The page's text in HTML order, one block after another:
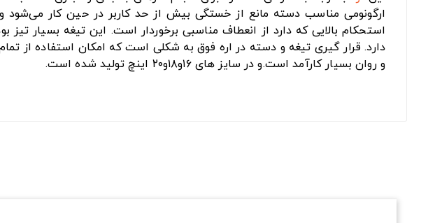
ارگونومی مناسب دسته مانع از خستگی بیش از حد کاربر در حین کار می‌شود
استحکام بالایی که دارد از انعطاف مناسبی برخوردار است. این تیغه بسیار
دارد. قرار گیری تیغه و دسته در اره فوق به شکلی است که امکان استفاده از
و روان بسیار کارآمد است.و در سایز های ۱۶و۱۸و۲۰ اینچ تولید شده است.